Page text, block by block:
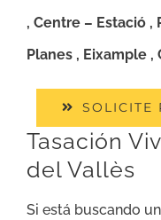
, Centre – Estació ,
Planes , Eixample ,
SOLICITE
Tasación
del Vallès
Si está buscando